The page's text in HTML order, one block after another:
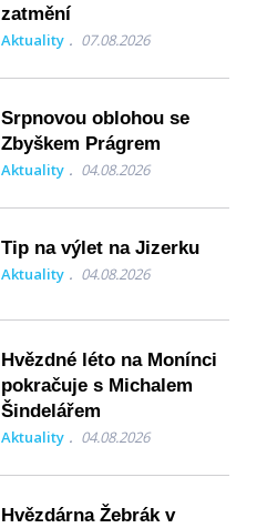
zatmění
Aktuality 07.08.2026
Srpnovou oblohou se
Zbyškem Prágrem
Aktuality 04.08.2026
Tip na výlet na Jizerku
Aktuality 04.08.2026
Hvězdné léto na Monínci
pokračuje s Michalem
Šindelářem
Aktuality 04.08.2026
Hvězdárna Žebrák v